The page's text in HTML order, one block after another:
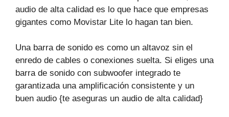
audio de alta calidad es lo que hace que empresas
gigantes como Movistar Lite lo hagan tan bien.
Una barra de sonido es como un altavoz sin el
enredo de cables o conexiones suelta. Si eliges una
barra de sonido con subwoofer integrado te
garantizada una amplificación consistente y un
buen audio {te aseguras un audio de alta calidad}